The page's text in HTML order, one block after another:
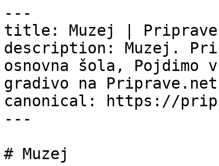
---
title: Muzej |
description: Muzej.
osnovna šola, Pojdimo
gradivo na
canonical: https://
---
# Muzej